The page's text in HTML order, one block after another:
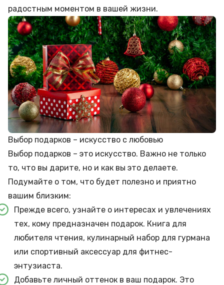
радостным моментом в вашей жизни.
Выбор подарков – искусство с любовью
Выбор подарков – это искусство. Важно не только
то, что вы дарите, но и как вы это делаете.
Подумайте о том, что будет полезно и приятно
вашим близким:
Прежде всего, узнайте о интересах и увлечениях
тех, кому предназначен подарок. Книга для
любителя чтения, кулинарный набор для гурмана
или спортивный аксессуар для фитнес-
энтузиаста.
Добавьте личный оттенок в ваш подарок. Это